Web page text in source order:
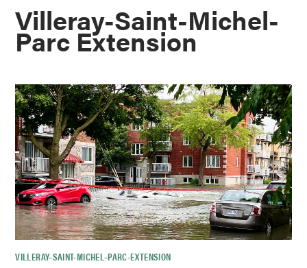
Villeray-Saint-Michel-
Parc Extension
VILLERAY–SAINT-MICHEL–PARC-EXTENSION